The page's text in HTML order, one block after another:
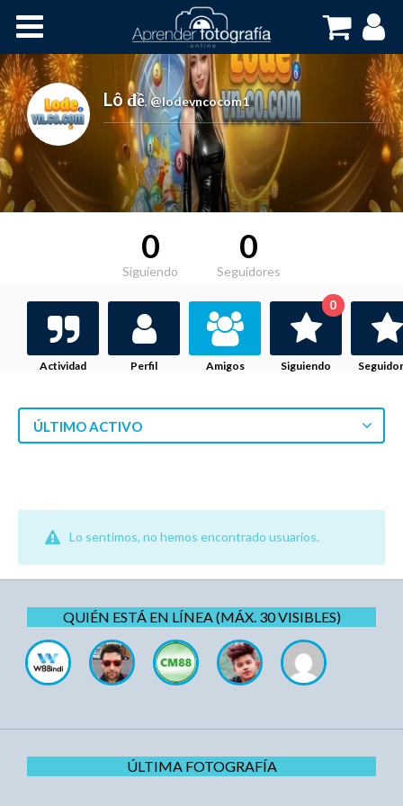
Cursos OnLine
Lô đề,@lodevncocom1
0
Siguiendo
0
Seguidores
Actividad Perfil Amigos Siguiendo
0
ÚLTIMO ACTIVO
Lo sentimos, no hemos encontrado usuarios.
QUIÉN ESTÁ EN LÍNEA (MÁX. 30 VISIBLES)
ÚLTIMA FOTOGRAFÍA